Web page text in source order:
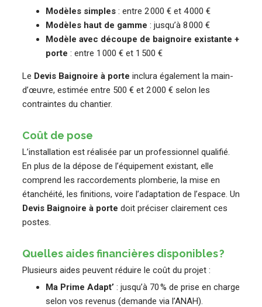
Modèles simples : entre 2 000 € et 4 000 €
Modèles haut de gamme : jusqu’à 8 000 €
Modèle avec découpe de baignoire existante +
porte : entre 1 000 € et 1 500 €
Le Devis Baignoire à porte inclura également la main-
d’œuvre, estimée entre 500 € et 2 000 € selon les
contraintes du chantier.
Coût de pose
L’installation est réalisée par un professionnel qualifié.
En plus de la dépose de l’équipement existant, elle
comprend les raccordements plomberie, la mise en
étanchéité, les finitions, voire l’adaptation de l’espace. Un
Devis Baignoire à porte doit préciser clairement ces
postes.
Quelles aides financières disponibles ?
Plusieurs aides peuvent réduire le coût du projet :
Ma Prime Adapt’ : jusqu’à 70 % de prise en charge
selon vos revenus (demande via l’ANAH).